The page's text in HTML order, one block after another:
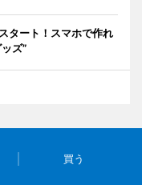
タート！スマホで作れ
ズ”
買う